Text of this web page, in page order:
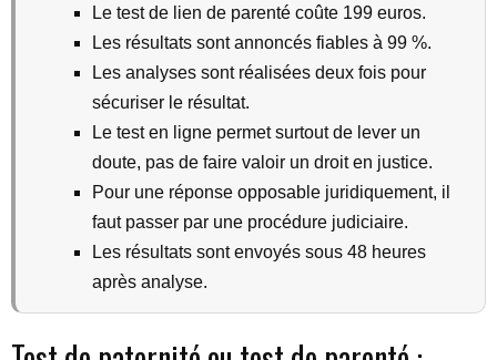
Le test de lien de parenté coûte 199 euros.
Les résultats sont annoncés fiables à 99 %.
Les analyses sont réalisées deux fois pour
sécuriser le résultat.
Le test en ligne permet surtout de lever un
doute, pas de faire valoir un droit en justice.
Pour une réponse opposable juridiquement, il
faut passer par une procédure judiciaire.
Les résultats sont envoyés sous 48 heures
après analyse.